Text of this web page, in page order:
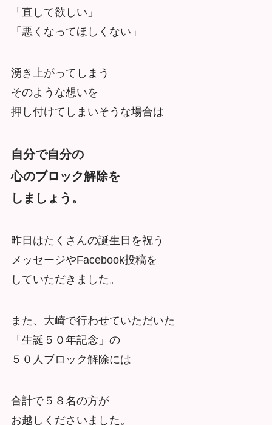
「直して欲しい」
「悪くなってほしくない」
湧き上がってしまう
そのような想いを
押し付けてしまいそうな場合は
自分で自分の
心のブロック解除を
しましょう。
昨日はたくさんの誕生日を祝う
メッセージやFacebook投稿を
していただきました。
また、大崎で行わせていただいた
「生誕５０年記念」の
５０人ブロック解除には
合計で５８名の方が
お越しくださいました。